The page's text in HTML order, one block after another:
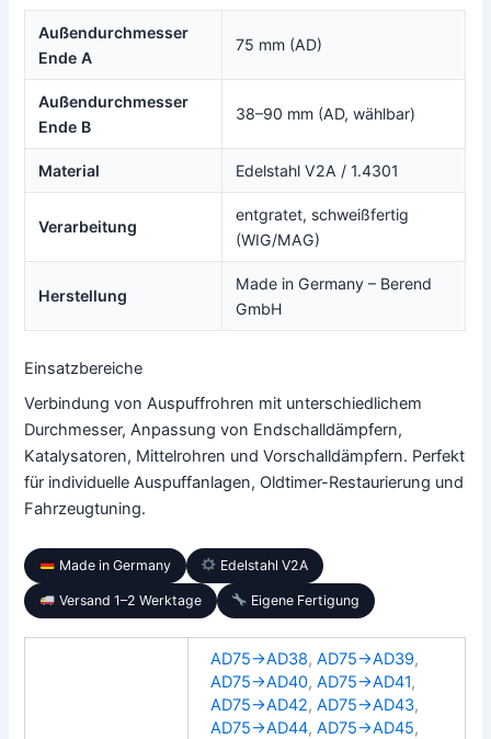
Außendurchmesser
Ende A
75 mm (AD)
Außendurchmesser
Ende B
38–90 mm (AD, wählbar)
Material Edelstahl V2A / 1.4301
Verarbeitung
entgratet, schweißfertig
(WIG/MAG)
Herstellung
Made in Germany – Berend
GmbH
Einsatzbereiche
Verbindung von Auspuffrohren mit unterschiedlichem
Durchmesser, Anpassung von Endschalldämpfern,
Katalysatoren, Mittelrohren und Vorschalldämpfern. Perfekt
für individuelle Auspuffanlagen, Oldtimer-Restaurierung und
Fahrzeugtuning.
Made in Germany Edelstahl V2A
Versand 1–2 Werktage Eigene Fertigung
AD75→AD38, AD75→AD39,
AD75→AD40, AD75→AD41,
AD75→AD42, AD75→AD43,
AD75→AD44, AD75→AD45,